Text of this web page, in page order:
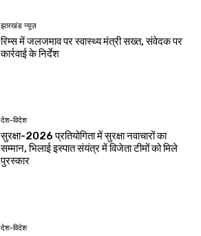
झारखंड न्यूज़
रिम्स में जलजमाव पर स्वास्थ्य मंत्री सख्त, संवेदक पर
कार्रवाई के निर्देश
देश-विदेश
सुरक्षा-2026 प्रतियोगिता में सुरक्षा नवाचारों का
सम्मान, भिलाई इस्पात संयंत्र में विजेता टीमों को मिले
पुरस्कार
देश-विदेश